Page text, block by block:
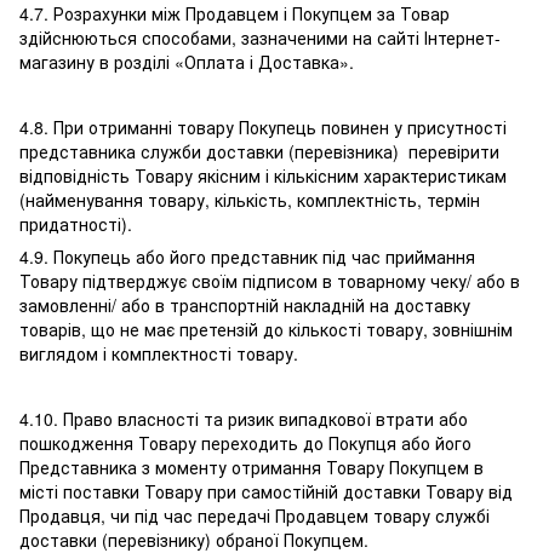
4.7. Розрахунки між Продавцем і Покупцем за Товар
здійснюються способами, зазначеними на сайті Інтернет-
магазину в розділі «Оплата і Доставка».
4.8. При отриманні товару Покупець повинен у присутності
представника служби доставки (перевізника) перевірити
відповідність Товару якісним і кількісним характеристикам
(найменування товару, кількість, комплектність, термін
придатності).
4.9. Покупець або його представник під час приймання
Товару підтверджує своїм підписом в товарному чеку/ або в
замовленні/ або в транспортній накладній на доставку
товарів, що не має претензій до кількості товару, зовнішнім
виглядом і комплектності товару.
4.10. Право власності та ризик випадкової втрати або
пошкодження Товару переходить до Покупця або його
Представника з моменту отримання Товару Покупцем в
місті поставки Товару при самостійній доставки Товару від
Продавця, чи під час передачі Продавцем товару службі
доставки (перевізнику) обраної Покупцем.